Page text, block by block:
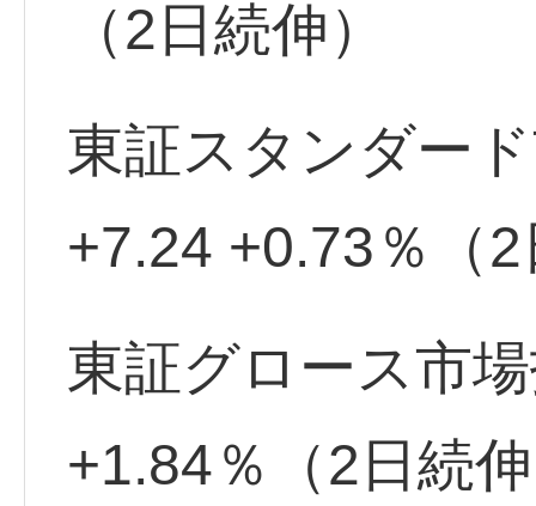
（2日続伸）
東証スタンダー
+7.24 +0.73％（
東証グロース市
+1.84％（2日続